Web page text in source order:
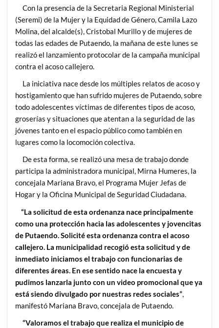
Con la presencia de la Secretaria Regional Ministerial
(Seremi) de la Mujer y la Equidad de Género, Camila Lazo
Molina, del alcalde(s), Cristobal Murillo y de mujeres de
todas las edades de Putaendo, la mañana de este lunes se
realizó el lanzamiento protocolar de la campaña municipal
contra el acoso callejero.
La iniciativa nace desde los múltiples relatos de acoso y
hostigamiento que han sufrido mujeres de Putaendo, sobre
todo adolescentes víctimas de diferentes tipos de acoso,
groserías y situaciones que atentan a la seguridad de las
jóvenes tanto en el espacio público como también en
lugares como la locomoción colectiva.
De esta forma, se realizó una mesa de trabajo donde
participa la administradora municipal, Mirna Humeres, la
concejala Mariana Bravo, el Programa Mujer Jefas de
Hogar y la Oficina Municipal de Seguridad Ciudadana.
“La solicitud de esta ordenanza nace principalmente
como una protección hacia las adolescentes y jovencitas
de Putaendo. Solicité esta ordenanza contra el acoso
callejero. La municipalidad recogió esta solicitud y de
inmediato iniciamos el trabajo con funcionarias de
diferentes áreas. En ese sentido nace la encuesta y
pudimos lanzarla junto con un video promocional que ya
está siendo divulgado por nuestras redes sociales”,
manifestó Mariana Bravo, concejala de Putaendo.
“Valoramos el trabajo que realiza el municipio de